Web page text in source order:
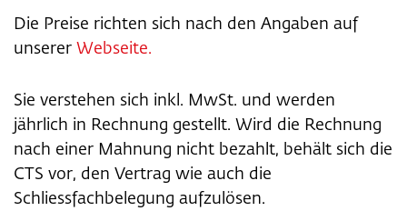
Die Preise richten sich nach den Angaben auf
unserer Webseite.
Sie verstehen sich inkl. MwSt. und werden
jährlich in Rechnung gestellt. Wird die Rechnung
nach einer Mahnung nicht bezahlt, behält sich die
CTS vor, den Vertrag wie auch die
Schliessfachbelegung aufzulösen.